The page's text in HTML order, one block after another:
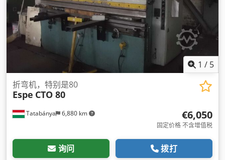
1 / 5
Tatabánya 6,880 km
折弯机，特别是80
Espe CTO 80
€6,050
固定价格 不含增值税
询问 拨打